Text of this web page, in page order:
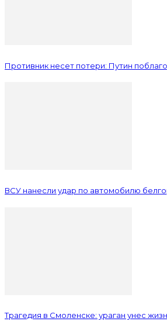
Противник несет потери: Путин
ВСУ нанесли удар по автомобилю
Трагедия в Смоленске: ураган унес